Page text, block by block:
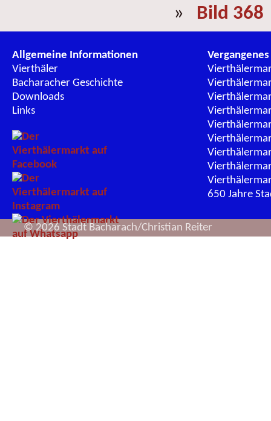
» Bild 368
Allgemeine Informationen
Vierthäler
Bacharacher Geschichte
Downloads
Links
Vergangenes
650 Jahre
© 2026 Stadt Bacharach/Christian Reiter